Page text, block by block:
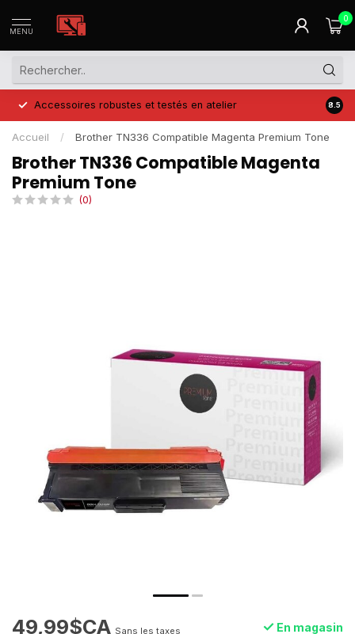
MENU
0
Accessoires robustes et testés en atelier Prix
8.5
Accueil / Brother TN336 Compatible Magenta Premium Tone
Brother TN336 Compatible Magenta
Premium Tone
(0)
49,99$CA Sans les taxes En magasin